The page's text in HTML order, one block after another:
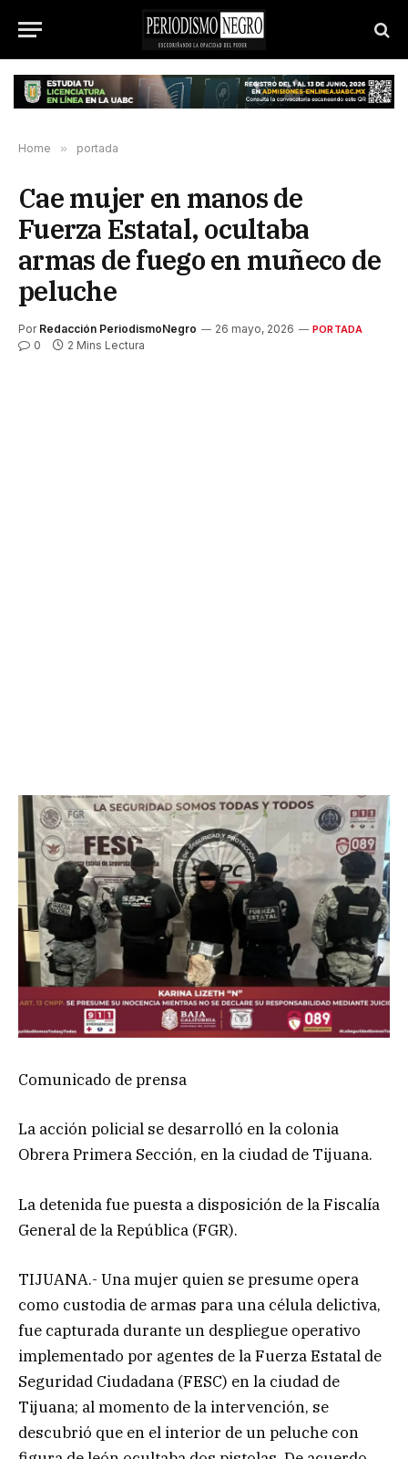
Home » portada
Cae mujer en manos de
Fuerza Estatal, ocultaba
armas de fuego en muñeco de
peluche
Por Redacción PeriodismoNegro 26 mayo, 2026 PORTADA
0 2 Mins Lectura
Comunicado de prensa
La acción policial se desarrolló en la colonia
Obrera Primera Sección, en la ciudad de Tijuana.
La detenida fue puesta a disposición de la Fiscalía
General de la República (FGR).
TIJUANA.- Una mujer quien se presume opera
como custodia de armas para una célula delictiva,
fue capturada durante un despliegue operativo
implementado por agentes de la Fuerza Estatal de
Seguridad Ciudadana (FESC) en la ciudad de
Tijuana; al momento de la intervención, se
descubrió que en el interior de un peluche con